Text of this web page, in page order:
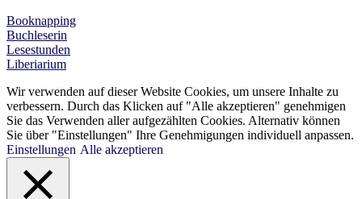
Booknapping
Buchleserin
Lesestunden
Liberiarium
Wir verwenden auf dieser Website Cookies, um unsere Inhalte zu
verbessern. Durch das Klicken auf "Alle akzeptieren" genehmigen
Sie das Verwenden aller aufgezählten Cookies. Alternativ können
Sie über "Einstellungen" Ihre Genehmigungen individuell anpassen.
Einstellungen Alle akzeptieren